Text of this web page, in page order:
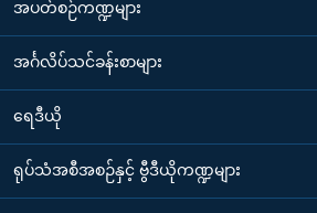
အပတ်စဉ်ကဏ္ဍများ
အင်္ဂလိပ်သင်ခန်းစာများ
ရေဒီယို
ရုပ်သံအစီအစဉ်နှင့် ဗွီဒီယိုကဏ္ဍများ